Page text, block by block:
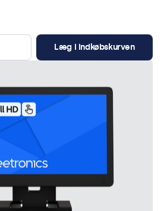
Læg i indkøbskurven